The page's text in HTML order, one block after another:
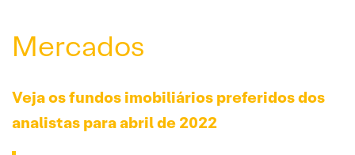
Mercados
Veja os fundos imobiliários preferidos dos
analistas para abril de 2022